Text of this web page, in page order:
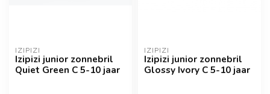
IZIPIZI
Izipizi junior zonnebril
Quiet Green C 5-10 jaar
IZIPIZI
Izipizi junior zonnebril
Glossy Ivory C 5-10 jaar